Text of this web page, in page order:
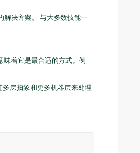
解决方案。 与大多数技能一
着它是最合适的方式。例
层抽象和更多机器层来处理